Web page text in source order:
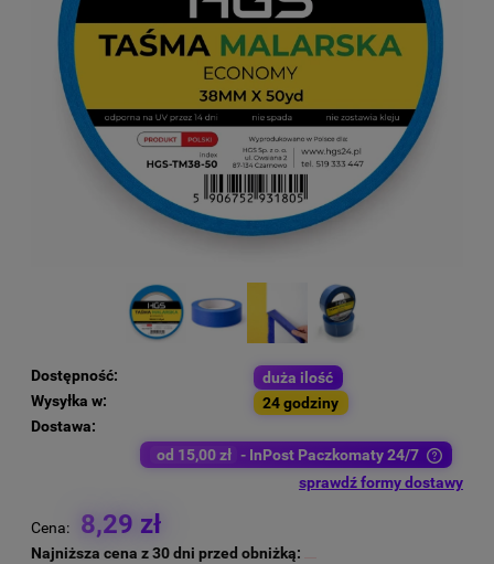
Dostępność:
duża ilość
Wysyłka w:
24 godziny
Dostawa:
od 15,00 zł - InPost Paczkomaty 24/7
Cena nie zawiera ewentualnych kosztów płatnościsprawdź formy dostawy
Cena: 8,29 zł
Najniższa cena z 30 dni przed obniżką: